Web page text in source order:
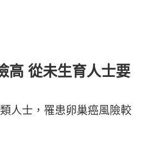
高 從未生育人士要
人士，罹患卵巢癌風險較